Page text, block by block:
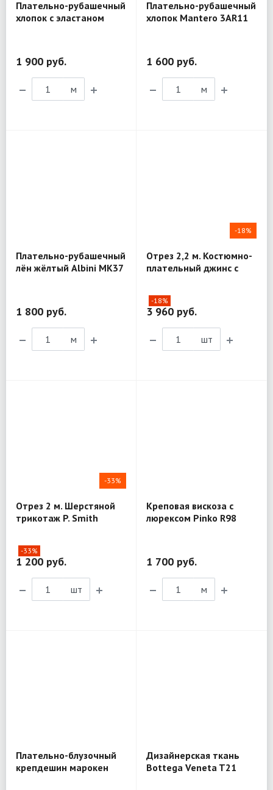
Плательно-рубашечный
хлопок с эластаном
1 900 руб.
м
Плательно-рубашечный
хлопок Mantero 3AR11
1 600 руб.
м
Плательно-рубашечный
лён жёлтый Albini MK37
1 800 руб.
м
-18%
Отрез 2,2 м. Костюмно-
плательный джинс с
-18%
3 960 руб.
шт
-33%
Отрез 2 м. Шерстяной
трикотаж P. Smith
-33%
1 200 руб.
шт
Креповая вискоза с
люрексом Pinko R98
1 700 руб.
м
Плательно-блузочный
крепдешин марокен
Дизайнерская ткань
Bottega Veneta T21